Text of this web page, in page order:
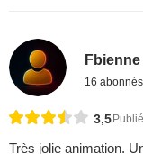
Fbienne
16 abonnés
3,5
Très jolie animation.